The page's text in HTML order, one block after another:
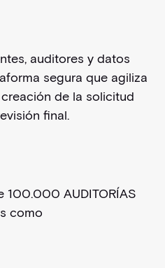
auditores y datos
segura que agiliza
de la solicitud
final.
100.000 AUDITORÍAS
como